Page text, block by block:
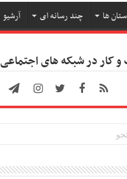
ها چند رسانه ای آرشیو
کار در شبکه های اجتماعی